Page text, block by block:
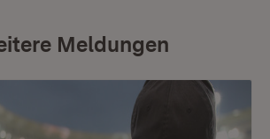
Meldungen